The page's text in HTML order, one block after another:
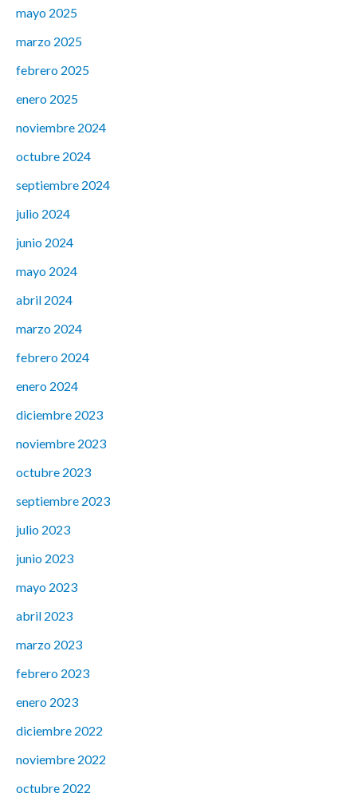
mayo 2025
marzo 2025
febrero 2025
enero 2025
noviembre 2024
octubre 2024
septiembre 2024
julio 2024
junio 2024
mayo 2024
abril 2024
marzo 2024
febrero 2024
enero 2024
diciembre 2023
noviembre 2023
octubre 2023
septiembre 2023
julio 2023
junio 2023
mayo 2023
abril 2023
marzo 2023
febrero 2023
enero 2023
diciembre 2022
noviembre 2022
octubre 2022